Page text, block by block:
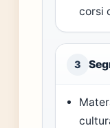
corsi
3